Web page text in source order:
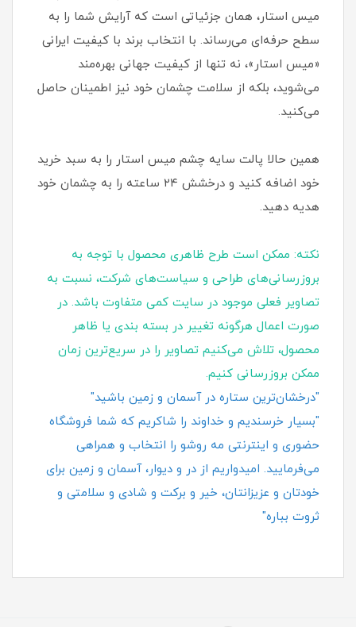
میس استار، همان جزئیاتی است که آرایش شما را به
سطح حرفه‌ای می‌رساند. با انتخاب برند با کیفیت ایرانی
«میس استار»، نه تنها از کیفیت جهانی بهره‌مند
می‌شوید، بلکه از سلامت چشمان خود نیز اطمینان حاصل
می‌کنید.
همین حالا پالت سایه چشم میس استار را به سبد خرید
خود اضافه کنید و درخشش ۲۴ ساعته را به چشمان خود
هدیه دهید.
نکته: ممکن است طرح ظاهری محصول با توجه به
بروزرسانی‌های طراحی و سیاست‌های شرکت، نسبت به
تصاویر فعلی موجود در سایت کمی متفاوت باشد. در
صورت اعمال هرگونه تغییر در بسته‌ بندی یا ظاهر
محصول، تلاش می‌کنیم تصاویر را در سریع‌ترین زمان
ممکن بروزرسانی کنیم.
"درخشان‌ترین ستاره در آسمان و زمین باشید"
"بسیار خرسندیم و خداوند را شاکریم که شما فروشگاه
حضوری و اینترنتی مه روشو را انتخاب و همراهی
می‌فرمایید. امیدواریم از در و دیوار، آسمان و زمین برای
خودتان و عزیزانتان، خیر و برکت و شادی و سلامتی و
ثروت بباره"